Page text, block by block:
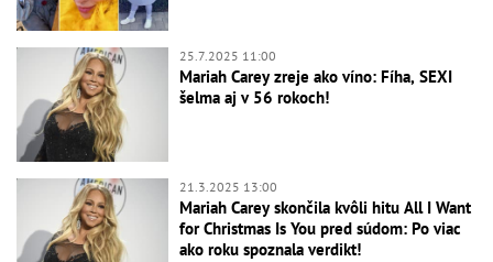
25.7.2025 11:00
Mariah Carey zreje ako víno: Fíha, SEXI
šelma aj v 56 rokoch!
21.3.2025 13:00
Mariah Carey skončila kvôli hitu All I Want
for Christmas Is You pred súdom: Po viac
ako roku spoznala verdikt!